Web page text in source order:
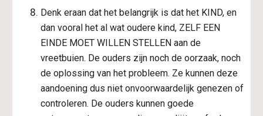
Denk eraan dat het belangrijk is dat het KIND, en
dan vooral het al wat oudere kind, ZELF EEN
EINDE MOET WILLEN STELLEN aan de
vreetbuien. De ouders zijn noch de oorzaak, noch
de oplossing van het probleem. Ze kunnen deze
aandoening dus niet onvoorwaardelijk genezen of
controleren. De ouders kunnen goede